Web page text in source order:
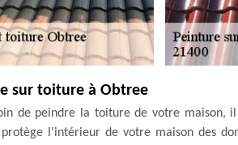
sur toiture à Obtree
de peindre la toiture de votre maison,
l'intérieur de votre maison des